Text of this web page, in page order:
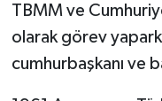
TBMM ve
olarak görev
cumhurbaşkanı ve